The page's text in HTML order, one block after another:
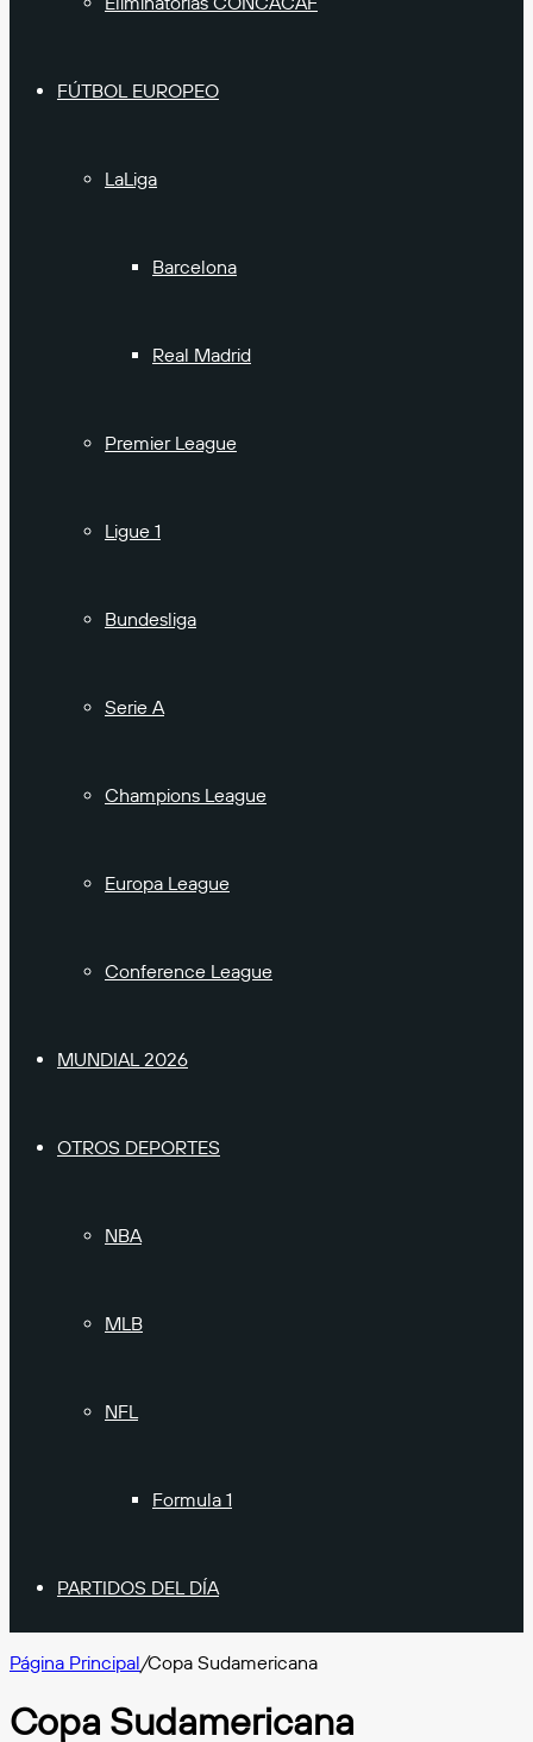
FÚTBOL EUROPEO
LaLiga
Barcelona
Real Madrid
Premier League
Ligue 1
Bundesliga
Serie A
Champions League
Europa League
Conference League
MUNDIAL 2026
OTROS DEPORTES
NBA
MLB
NFL
Formula 1
PARTIDOS DEL DÍA
Página Principal/Copa Sudamericana
Copa Sudamericana